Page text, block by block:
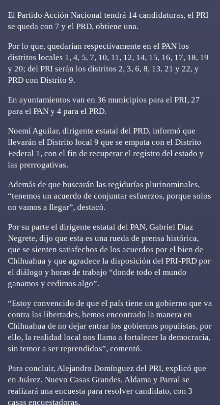
El Partido Acción Nacional tendrá 14 candidaturas, el PRI
se queda con 7 y el PRD, obtiene una.
Por lo que, quedarían respectivamente en el PAN los
distritos locales 1, 4, 5, 7, 10, 11, 12, 14, 15, 16, 17, 18, 19
y 20; del PRI serán los distritos 2, 3, 6, 8, 13, 21 y 22, y
PRD con Distrito 9.
En ayuntamientos van en 36 municipios para el PRI, 27
para el PAN y 4 para el PRD.
Noemí Aguilar, dirigente estatal del PRD, informó que
llevarán el Distrito local 9 que se empata con el Distrito
Federal 1, con el fin de recuperar el registro del estado y
las prerrogativas.
Además de que buscarán las regidurías plurinominales,
“tenemos un acuerdo de conjuntar esfuerzos, porque solos
no vamos a llegar”, destacó.
Por su parte el dirigente estatal del PAN, Gabriel Díaz
Negrete, dijo que esta es una rueda de prensa histórica,
que se sienten satisfechos de los acuerdos por el bien de
Chihuahua y que agradece la disposición del PRI-PRD por
el diálogo y horas de trabajo “donde todo el mundo
ganamos y cedimos algo”.
“Estoy convencido de que el país tiene un gobierno que va
contra las libertades, hemos encontrado la manera en
Chihuahua de no dejar entrar los gobiernos populistas, por
ello, la realidad local nos llama a fortalecer la democracia,
sin temor a ser reprendidos”, comentó.
Para concluir, Alejandro Domínguez del PRI, explicó que
en Juárez, Nuevo Casas Grandes, Aldama y Parral se
realizará una encuesta para resolver candidato, con 3
casas encuestadoras.